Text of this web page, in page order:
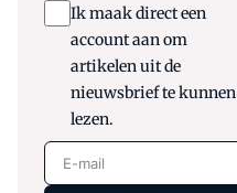
Ik maak direct een
account aan om
artikelen uit de
nieuwsbrief te kunnen
lezen.
E-mail